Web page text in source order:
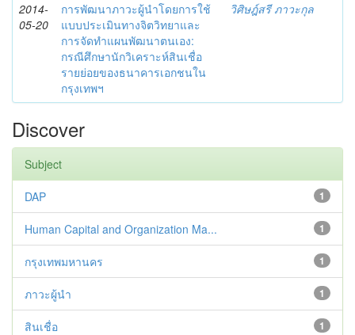
2014-
05-20
การพัฒนาภาวะผู้นำโดยการใช้
แบบประเมินทางจิตวิทยาและ
การจัดทำแผนพัฒนาตนเอง:
กรณีศึกษานักวิเคราะห์สินเชื่อ
รายย่อยของธนาคารเอกชนใน
กรุงเทพฯ
วิศิษฎ์สรี ภาวะกุล
Discover
Subject
1
DAP
1
Human Capital and Organization Ma...
1
กรุงเทพมหานคร
1
ภาวะผู้นำ
1
สินเชื่อ